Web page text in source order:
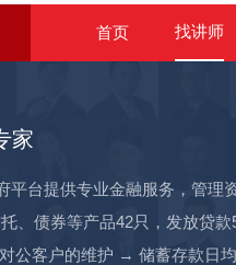
首页 找讲师
家
台提供专业金融服务，管理
、债券等产品42只，发放贷
公客户的维护 → 储蓄存款日